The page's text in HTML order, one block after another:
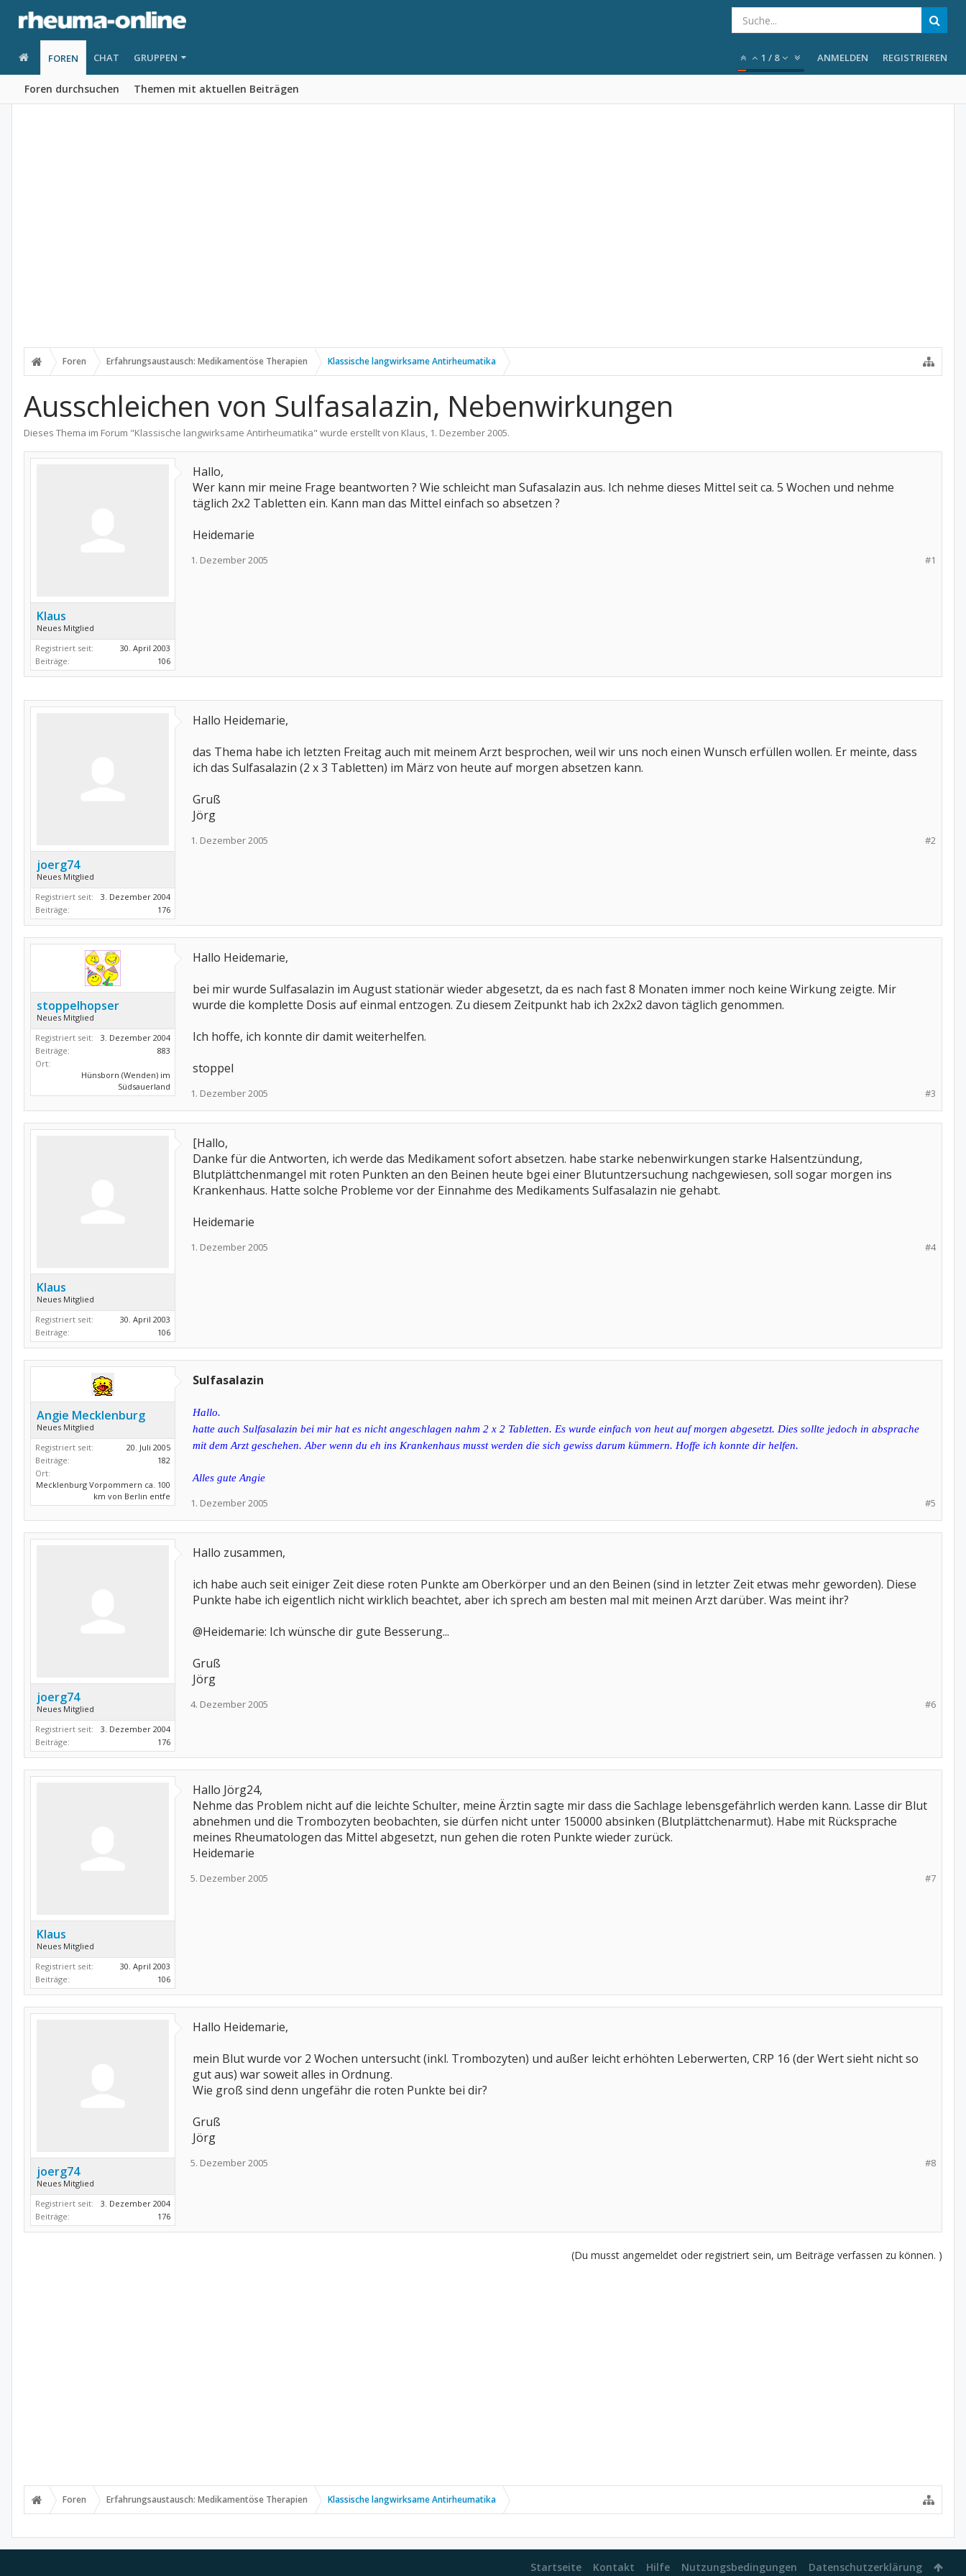
FOREN
Foren durchsuchen Themen mit aktuellen Beiträgen
CHAT GRUPPEN 1 / 8 ANMELDEN REGISTRIEREN
Foren Erfahrungsaustausch: Medikamentöse Therapien Klassische langwirksame Antirheumatika
Ausschleichen von Sulfasalazin, Nebenwirkungen
Dieses Thema im Forum "Klassische langwirksame Antirheumatika" wurde erstellt von Klaus, 1. Dezember 2005.
Klaus
Neues Mitglied
Registriert seit:
30. April 2003
Beiträge:
106
Hallo,
Wer kann mir meine Frage beantworten ? Wie schleicht man Sufasalazin aus. Ich nehme dieses Mittel seit ca. 5 Wochen und nehme
täglich 2x2 Tabletten ein. Kann man das Mittel einfach so absetzen ?
Heidemarie
#1
1. Dezember 2005
joerg74
Neues Mitglied
Registriert seit:
3. Dezember 2004
Beiträge:
176
Hallo Heidemarie,
das Thema habe ich letzten Freitag auch mit meinem Arzt besprochen, weil wir uns noch einen Wunsch erfüllen wollen. Er meinte, dass
ich das Sulfasalazin (2 x 3 Tabletten) im März von heute auf morgen absetzen kann.
Gruß
Jörg
#2
1. Dezember 2005
stoppelhopser
Neues Mitglied
Registriert seit:
3. Dezember 2004
Beiträge:
883
Ort:
Hünsborn (Wenden) im
Südsauerland
Hallo Heidemarie,
bei mir wurde Sulfasalazin im August stationär wieder abgesetzt, da es nach fast 8 Monaten immer noch keine Wirkung zeigte. Mir
wurde die komplette Dosis auf einmal entzogen. Zu diesem Zeitpunkt hab ich 2x2x2 davon täglich genommen.
Ich hoffe, ich konnte dir damit weiterhelfen.
stoppel
#3
1. Dezember 2005
Klaus
Neues Mitglied
Registriert seit:
30. April 2003
Beiträge:
106
[Hallo,
Danke für die Antworten, ich werde das Medikament sofort absetzen. habe starke nebenwirkungen starke Halsentzündung,
Blutplättchenmangel mit roten Punkten an den Beinen heute bgei einer Blutuntzersuchung nachgewiesen, soll sogar morgen ins
Krankenhaus. Hatte solche Probleme vor der Einnahme des Medikaments Sulfasalazin nie gehabt.
Heidemarie
#4
1. Dezember 2005
Angie Mecklenburg
Neues Mitglied
Registriert seit:
20. Juli 2005
Beiträge:
182
Ort:
Mecklenburg Vorpommern ca. 100
km von Berlin entfe
Sulfasalazin
Hallo.
hatte auch Sulfasalazin bei mir hat es nicht angeschlagen nahm 2 x 2 Tabletten. Es wurde einfach von heut auf morgen abgesetzt. Dies sollte jedoch in absprache
mit dem Arzt geschehen. Aber wenn du eh ins Krankenhaus musst werden die sich gewiss darum kümmern. Hoffe ich konnte dir helfen.
Alles gute Angie
#5
1. Dezember 2005
joerg74
Neues Mitglied
Registriert seit:
3. Dezember 2004
Beiträge:
176
Hallo zusammen,
ich habe auch seit einiger Zeit diese roten Punkte am Oberkörper und an den Beinen (sind in letzter Zeit etwas mehr geworden). Diese
Punkte habe ich eigentlich nicht wirklich beachtet, aber ich sprech am besten mal mit meinen Arzt darüber. Was meint ihr?
@Heidemarie: Ich wünsche dir gute Besserung...
Gruß
Jörg
#6
4. Dezember 2005
Klaus
Neues Mitglied
Registriert seit:
30. April 2003
Beiträge:
106
Hallo Jörg24,
Nehme das Problem nicht auf die leichte Schulter, meine Ärztin sagte mir dass die Sachlage lebensgefährlich werden kann. Lasse dir Blut
abnehmen und die Trombozyten beobachten, sie dürfen nicht unter 150000 absinken (Blutplättchenarmut). Habe mit Rücksprache
meines Rheumatologen das Mittel abgesetzt, nun gehen die roten Punkte wieder zurück.
Heidemarie
#7
5. Dezember 2005
joerg74
Neues Mitglied
Registriert seit:
3. Dezember 2004
Beiträge:
176
Hallo Heidemarie,
mein Blut wurde vor 2 Wochen untersucht (inkl. Trombozyten) und außer leicht erhöhten Leberwerten, CRP 16 (der Wert sieht nicht so
gut aus) war soweit alles in Ordnung.
Wie groß sind denn ungefähr die roten Punkte bei dir?
Gruß
Jörg
#8
5. Dezember 2005
(Du musst angemeldet oder registriert sein, um Beiträge verfassen zu können. )
Foren Erfahrungsaustausch: Medikamentöse Therapien Klassische langwirksame Antirheumatika
Startseite Kontakt Hilfe Nutzungsbedingungen Datenschutzerklärung